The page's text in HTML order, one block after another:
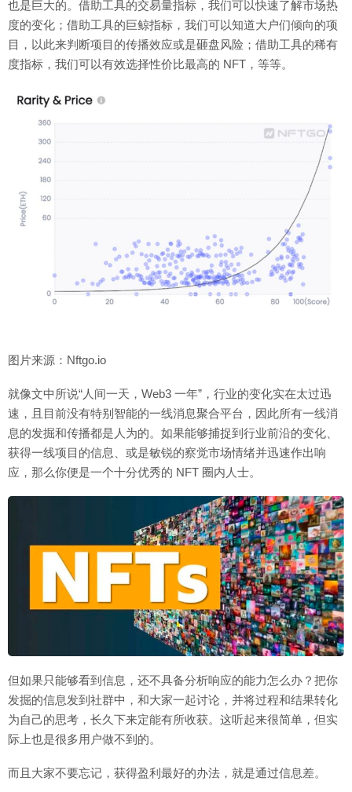
也是巨大的。借助工具的交易量指标，我们可以快速了解市场热
度的变化；借助工具的巨鲸指标，我们可以知道大户们倾向的项
目，以此来判断项目的传播效应或是砸盘风险；借助工具的稀有
度指标，我们可以有效选择性价比最高的 NFT，等等。
图片来源：Nftgo.io
就像文中所说“人间一天，Web3 一年”，行业的变化实在太过迅
速，且目前没有特别智能的一线消息聚合平台，因此所有一线消
息的发掘和传播都是人为的。如果能够捕捉到行业前沿的变化、
获得一线项目的信息、或是敏锐的察觉市场情绪并迅速作出响
应，那么你便是一个十分优秀的 NFT 圈内人士。
但如果只能够看到信息，还不具备分析响应的能力怎么办？把你
发掘的信息发到社群中，和大家一起讨论，并将过程和结果转化
为自己的思考，长久下来定能有所收获。这听起来很简单，但实
际上也是很多用户做不到的。
而且大家不要忘记，获得盈利最好的办法，就是通过信息差。